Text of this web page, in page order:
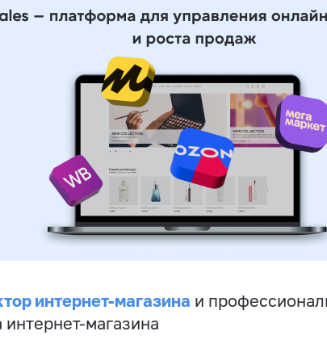
интернет-магазина и
интернет-магазина